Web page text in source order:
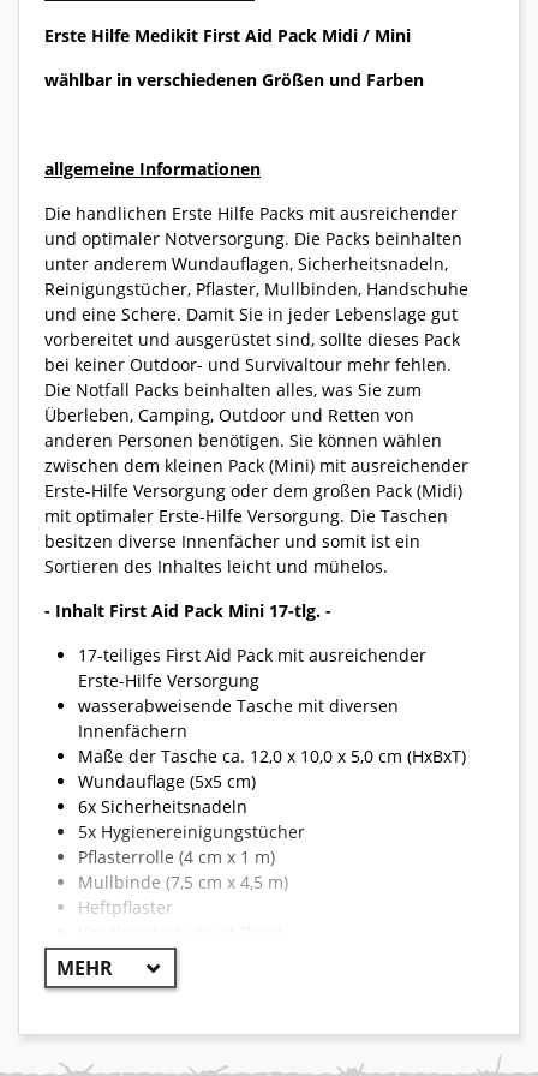
Erste Hilfe Medikit First Aid Pack Midi / Mini
wählbar in verschiedenen Größen und Farben
allgemeine Informationen
Die handlichen Erste Hilfe Packs mit ausreichender
und optimaler Notversorgung. Die Packs beinhalten
unter anderem Wundauflagen, Sicherheitsnadeln,
Reinigungstücher, Pflaster, Mullbinden, Handschuhe
und eine Schere. Damit Sie in jeder Lebenslage gut
vorbereitet und ausgerüstet sind, sollte dieses Pack
bei keiner Outdoor- und Survivaltour mehr fehlen.
Die Notfall Packs beinhalten alles, was Sie zum
Überleben, Camping, Outdoor und Retten von
anderen Personen benötigen. Sie können wählen
zwischen dem kleinen Pack (Mini) mit ausreichender
Erste-Hilfe Versorgung oder dem großen Pack (Midi)
mit optimaler Erste-Hilfe Versorgung. Die Taschen
besitzen diverse Innenfächer und somit ist ein
Sortieren des Inhaltes leicht und mühelos.
- Inhalt First Aid Pack Mini 17-tlg. -
17-teiliges First Aid Pack mit ausreichender
Erste-Hilfe Versorgung
wasserabweisende Tasche mit diversen
Innenfächern
Maße der Tasche ca. 12,0 x 10,0 x 5,0 cm (HxBxT)
Wundauflage (5x5 cm)
6x Sicherheitsnadeln
5x Hygienereinigungstücher
Pflasterrolle (4 cm x 1 m)
Mullbinde (7,5 cm x 4,5 m)
Heftpflaster
Schere